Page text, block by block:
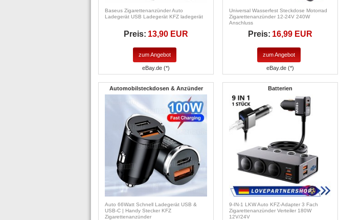
Baseus Zigarettenanzünder Auto
Ladegerät USB Ladegerät KFZ ladegerät
Preis: 13,90 EUR
zum Angebot
eBay.de (*)
Universal Wasserfest Steckdose Motorrad
Zigarettenanzünder 12-24V 240W
Anschluss
Preis: 16,99 EUR
zum Angebot
eBay.de (*)
Automobilsteckdosen & Anzünder
Auto 66Watt Schnell Ladegerät USB &
USB-C | Handy Stecker KFZ
Zigarettenanzünder
Batterien
9-IN-1 LKW Auto KFZ-Adapter 3 Fach
Zigarettenanzünder Verteiler 180W
12V/24V